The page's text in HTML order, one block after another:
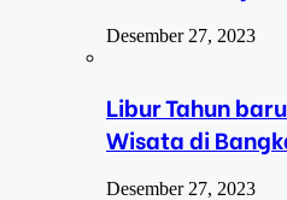
Desember 27, 2023
Libur Tahun
Wisata di
Desember 27, 2023